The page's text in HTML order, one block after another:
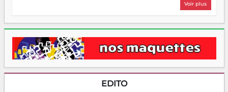
Voir plus
EDITO